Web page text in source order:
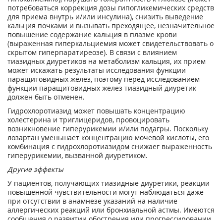
потребоваться коррекция дозы гипогликемических средств
для приема внутрь и/или инсулина), снизить выведение
кальция почками и вызывать преходящее, незначительное
повышение содержание кальция в плазме крови
(выраженная гиперкальциемия может свидетельствовать о
скрытом гиперпаратиреозе). В связи с влиянием
тиазидных диуретиков на метаболизм кальция, их прием
может искажать результаты исследования функции
паращитовидных желез, поэтому перед исследованием
функции паращитовидных желез тиазидный диуретик
должен быть отменен.
Гидрохлоротиазид может повышать концентрацию
холестерина и триглицеридов, провоцировать
возникновение гиперурикемии и/или подагры. Поскольку
лозартан уменьшает концентрацию мочевой кислоты, его
комбинация с гидрохлоротиазидом снижаег выраженность
гиперурикемии, вызванной диуретиком.
Другие эффекты
У пациентов, получающих тиазидные диуретики, реакции
повышенной чувствительности могут наблюдаться даже
при отсутствии в анамнезе указаний на наличие
аллергических реакций или бронхиальной астмы. Имеются